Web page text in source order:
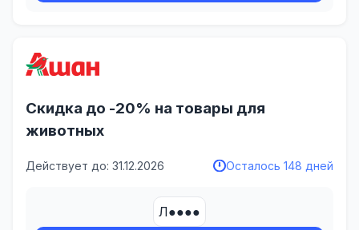
Скидка до -20% на товары для
животных
Действует до: 31.12.2026 Осталось 148 дней
Л●●●●